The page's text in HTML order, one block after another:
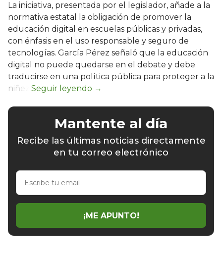
La iniciativa, presentada por el legislador, añade a la
normativa estatal la obligación de promover la
educación digital en escuelas públicas y privadas,
con énfasis en el uso responsable y seguro de
tecnologías. García Pérez señaló que la educación
digital no puede quedarse en el debate y debe
traducirse en una política pública para proteger a la
niñez.
Mantente al día
Recibe las últimas noticias directamente
en tu correo electrónico
Escribe
email
¡ME APUNTO!